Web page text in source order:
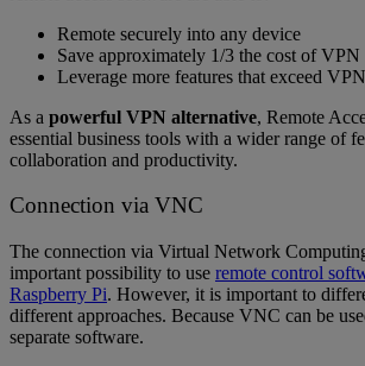
Remote securely into any device
Save approximately 1/3 the cost of VPN
Leverage more features that exceed
As a powerful VPN alternative, Remote
essential business tools with a wider range of
collaboration and productivity.
Connection via VNC
The connection via Virtual Network
important possibility to use remote control
Raspberry Pi. However, it is important to
different approaches. Because VNC can be
separate software.